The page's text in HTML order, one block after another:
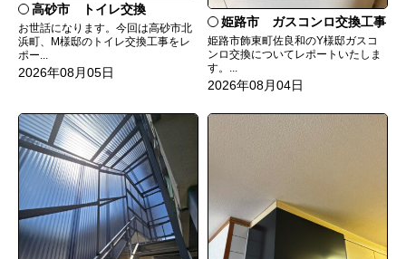
高砂市 トイレ交換
お世話になります。今回は高砂市北
浜町、M様邸のトイレ交換工事をレ
ポー...
2026年08月05日
姫路市 ガスコンロ交換工事
姫路市飾東町佐良和のY様邸ガスコ
ンロ交換についてレポートいたしま
す。...
2026年08月04日